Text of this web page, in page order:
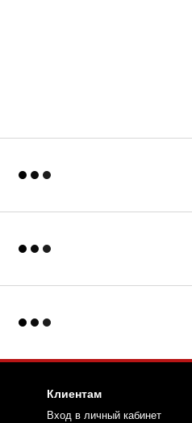
Клиентам
Вход в личный кабинет